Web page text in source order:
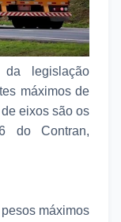
legislação
máximos de
eixos são os
do Contran,
máximos